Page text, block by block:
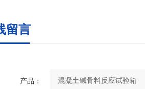
留言
产品：